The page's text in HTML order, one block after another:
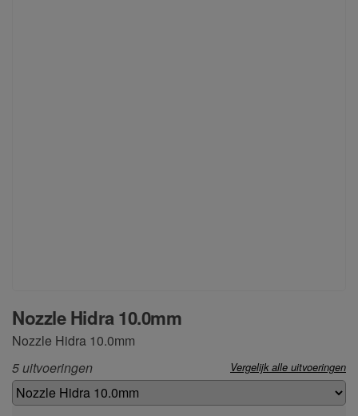
Nozzle Hidra 10.0mm
Nozzle Hidra 10.0mm
5 uitvoeringen
Vergelijk alle uitvoeringen